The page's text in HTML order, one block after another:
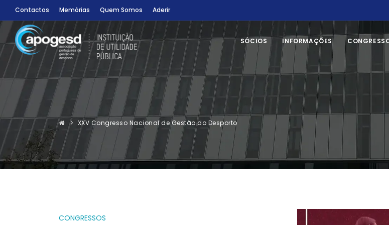
Contactos Memórias Quem Somos Aderir
SÓCIOS INFORMAÇÕES
XXV Congresso Nacional de Gestão do Desporto
CONGRESSOS